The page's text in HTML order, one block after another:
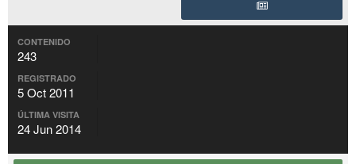
CONTENIDO
243
REGISTRADO
5 Oct 2011
ÚLTIMA VISITA
24 Jun 2014